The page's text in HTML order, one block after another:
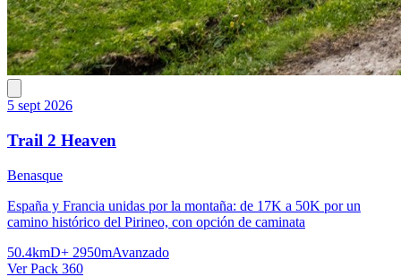
5 sept 2026
Trail 2 Heaven
Benasque
España y Francia unidas por la montaña: de 17K a 50K por un
camino histórico del Pirineo, con opción de caminata
50.4kmD+ 2950mAvanzado
Ver Pack 360